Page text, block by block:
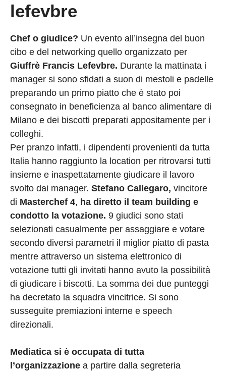
lefevbre
Chef o giudice? Un evento all’insegna del buon
cibo e del networking quello organizzato per
Giuffrè Francis Lefevbre. Durante la mattinata i
manager si sono sfidati a suon di mestoli e padelle
preparando un primo piatto che è stato poi
consegnato in beneficienza al banco alimentare di
Milano e dei biscotti preparati appositamente per i
colleghi.
Per pranzo infatti, i dipendenti provenienti da tutta
Italia hanno raggiunto la location per ritrovarsi tutti
insieme e inaspettatamente giudicare il lavoro
svolto dai manager. Stefano Callegaro, vincitore
di Masterchef 4, ha diretto il team building e
condotto la votazione. 9 giudici sono stati
selezionati casualmente per assaggiare e votare
secondo diversi parametri il miglior piatto di pasta
mentre attraverso un sistema elettronico di
votazione tutti gli invitati hanno avuto la possibilità
di giudicare i biscotti. La somma dei due punteggi
ha decretato la squadra vincitrice. Si sono
susseguite premiazioni interne e speech
direzionali.
Mediatica si è occupata di tutta
l’organizzazione a partire dalla segreteria